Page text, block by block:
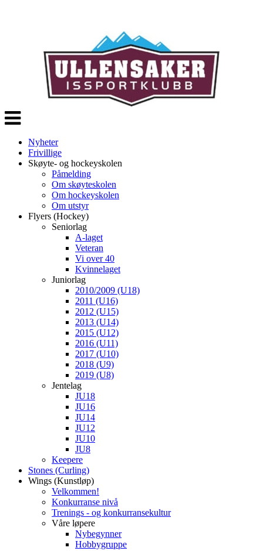
Veksle
navigasjon
Nyheter
Frivillige
Skøyte- og hockeyskolen
Påmelding
Om skøyteskolen
Om hockeyskolen
Om utstyr
Flyers (Hockey)
Seniorlag
A-laget
Veteran
Vi over 40
Kvinnelaget
Juniorlag
2010/2009 (U18)
2011 (U16)
2012 (U15)
2013 (U14)
2015 (U12)
2016 (U11)
2017 (U10)
2018 (U9)
2019 (U8)
Jentelag
JU18
JU16
JU14
JU12
JU10
JU8
Keepere
Stones (Curling)
Wings (Kunstløp)
Velkommen!
Konkurranse nivå
Trenings - og konkurransekultur
Våre løpere
Nybegynner
Hobbygruppe